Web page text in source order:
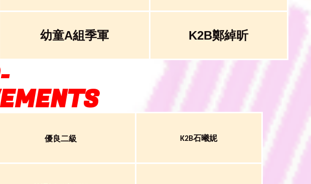
幼童A組季軍 K2B鄭綽昕
優良二級 K2B石曦妮